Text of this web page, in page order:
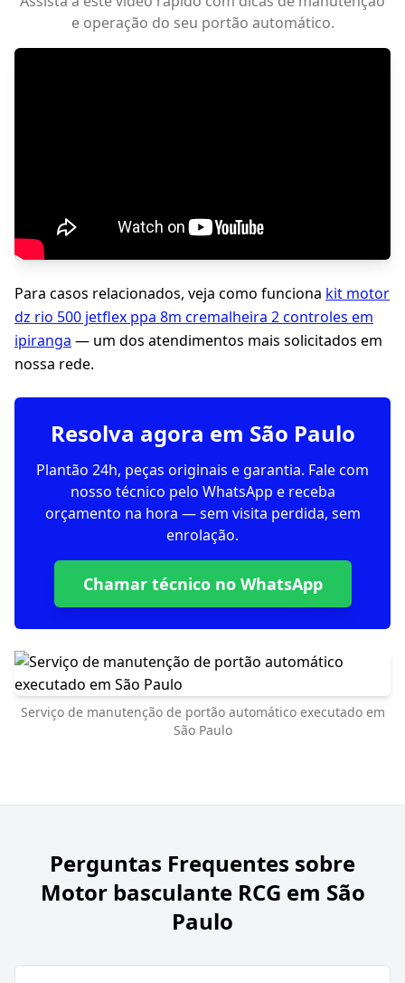
e operação do seu portão automático.
Para casos relacionados, veja como funciona kit motor
dz rio 500 jetflex ppa 8m cremalheira 2 controles em
ipiranga — um dos atendimentos mais solicitados em
nossa rede.
Resolva agora em São Paulo
Plantão 24h, peças originais e garantia. Fale com
nosso técnico pelo WhatsApp e receba
orçamento na hora — sem visita perdida, sem
enrolação.
Chamar técnico no WhatsApp
Serviço de manutenção de portão automático executado em
São Paulo
Perguntas Frequentes sobre
Motor basculante RCG em São
Paulo